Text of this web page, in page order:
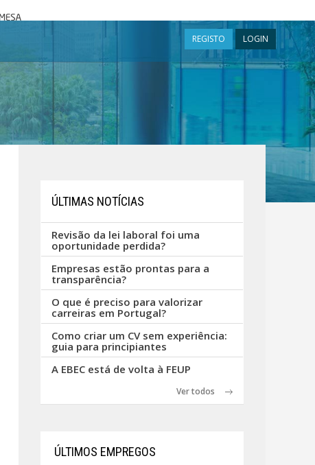
REGISTO LOGIN
ÚLTIMAS NOTÍCIAS
Revisão da lei laboral foi uma
oportunidade perdida?
Empresas estão prontas para a
transparência?
O que é preciso para valorizar
carreiras em Portugal?
Como criar um CV sem experiência:
guia para principiantes
A EBEC está de volta à FEUP
Ver todos
ÚLTIMOS EMPREGOS